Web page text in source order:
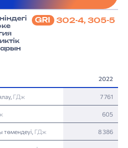
GRI 302-4, 305-5
2022
ГДж 7 761
605
ГДж 8 386